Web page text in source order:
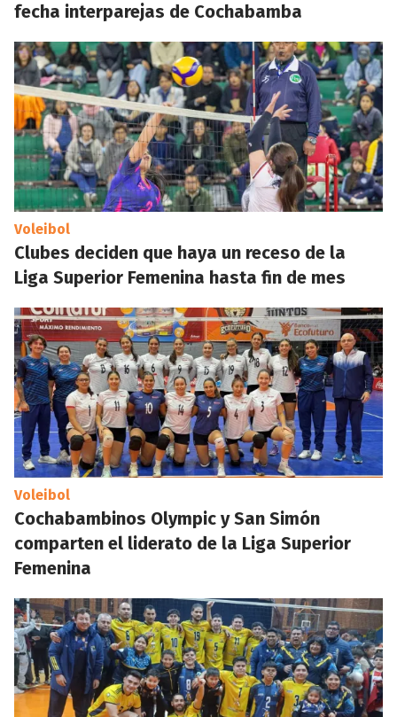
fecha interparejas de Cochabamba
Voleibol
Clubes deciden que haya un receso de la
Liga Superior Femenina hasta fin de mes
Voleibol
Cochabambinos Olympic y San Simón
comparten el liderato de la Liga Superior
Femenina